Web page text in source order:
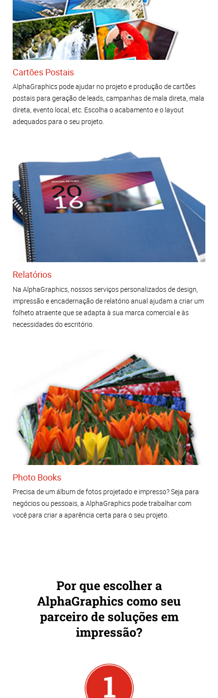
Cartões Postais
AlphaGraphics pode ajudar no projeto e produção de cartões
postais para geração de leads, campanhas de mala direta, mala
direta, evento local, etc. Escolha o acabamento e o layout
adequados para o seu projeto.
Relatórios
Na AlphaGraphics, nossos serviços personalizados de design,
impressão e encadernação de relatório anual ajudam a criar um
folheto atraente que se adapta à sua marca comercial e às
necessidades do escritório.
Photo Books
Precisa de um álbum de fotos projetado e impresso? Seja para
negócios ou pessoais, a AlphaGraphics pode trabalhar com
você para criar a aparência certa para o seu projeto.
Por que escolher a
AlphaGraphics como seu
parceiro de soluções em
impressão?